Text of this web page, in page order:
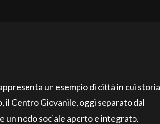
un esempio di città in cui storia
Centro Giovanile, oggi separato dal
un nodo sociale aperto e integrato.